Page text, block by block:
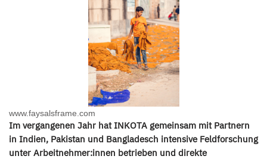
www.faysalsframe.com
Im vergangenen Jahr hat INKOTA gemeinsam mit Partnern
in Indien, Pakistan und Bangladesch intensive Feldforschung
unter Arbeitnehmer:innen betrieben und direkte